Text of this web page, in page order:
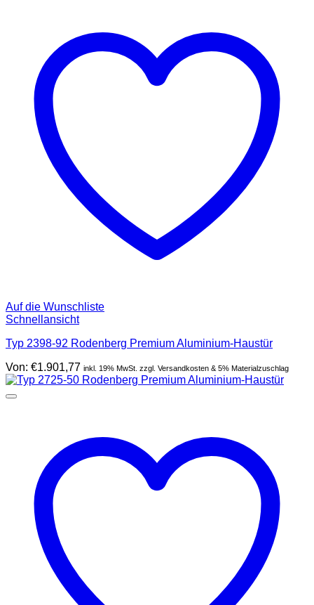
Auf die Wunschliste
Schnellansicht
Typ 2398-92 Rodenberg Premium Aluminium-Haustür
Von: €1.901,77 inkl. 19% MwSt. zzgl. Versandkosten & 5% Materialzuschlag